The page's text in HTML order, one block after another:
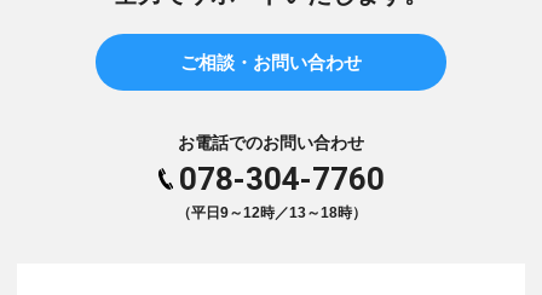
ご相談・お問い合わせ
お電話でのお問い合わせ
078-304-7760
（平日9～12時／13～18時）